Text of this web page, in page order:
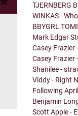
TJERNBERG
WINKAS - Who
BBYGRL
Mark Edgar
Casey Frazier
Casey Frazier
Shanilee -
Viddy - Right
Following
Benjamin
Scott Apple -